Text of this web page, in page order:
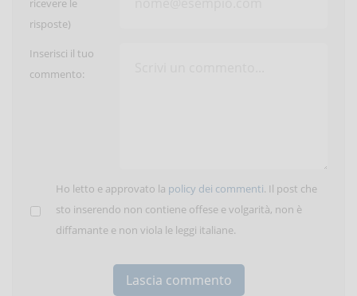
ricevere le
risposte)
Inserisci il tuo
commento:
Ho letto e approvato la policy dei commenti. Il post che
sto inserendo non contiene offese e volgarità, non è
diffamante e non viola le leggi italiane.